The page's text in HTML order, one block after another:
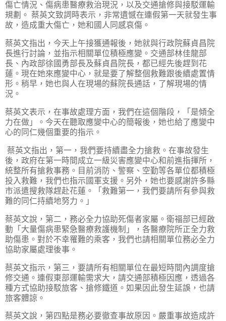
傷亡情況、傷病患醫療救治現況，以及交通搶修與接駁運輸
規劃。 蔡英文致詞時表示，非常遺憾在連假第一天就發生事
故，造成重大傷亡，她和國人同感哀傷。
蔡英文指出，今天上午接獲通報後，她就與行政院蘇貞昌院
長進行討論，並指示相關單位積極應變。交通部林佳龍部
長、內政部徐國勇部長及蘇貞昌院長，都已經先後趕到花
蓮。現在她來應變中心，就是要了解整個救難跟後續處置情
形。稍早，她也與人在現場的蘇院長通話，了解現場的情
況。
蔡英文表示，在事故處理方面，我們在這個階段，「是傾全
力在做」。今天在聽取應變中心的簡報後，她也給了應變中
心的同仁幾個重要的指示。
蔡英文指出，第一，我們要持續盡全力搶救。在事故發生
後，政府在第一時間成立一級災害應變中心和前進指揮所，
統整所有搶救事務。目前消防、警察、空勤等各單位都積極
投入救難，我們也指示國軍支援。另外，她也要感謝許多縣
市派遣搜救隊趕赴花蓮。「救難第一，我們要請所有參與救
難的同仁持續地努力。」
蔡英文說，第二，務必全力協助死傷者家屬。衛福部已經啟
動「大量傷病患緊急醫療救護機制」，各醫療院所正全力救
助傷患。對於不幸罹難的乘客，我們也請相關單位務必全力
協助家屬處理後事。
蔡英文指示，第三，要請所有相關單位在最短時間內調度搶
修交通。連假東部運輸需求大，請交通部積極因應，透過各
種方式協助接駁旅客、搶修鐵道。如果因此發生延誤，也請
旅客體諒。
蔡英文說，第四點是務必要徹查事故原因。嚴重事故造成許